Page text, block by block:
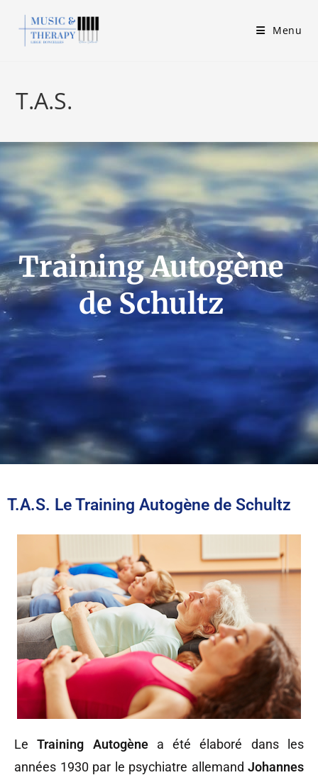
Menu
T.A.S.
Training Autogène
de Schultz
T.A.S. Le Training Autogène de Schultz
LeTraining Autogènea été élaboré dans les
années 1930 par le psychiatre allemand Johannes